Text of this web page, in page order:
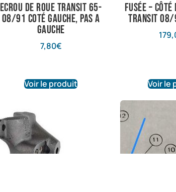
ecrou de roue transit 65-
08/91 coté gauche, pas a
gauche
7,80€
Voir le produit
Fusée –
Transit 08/
Voir le